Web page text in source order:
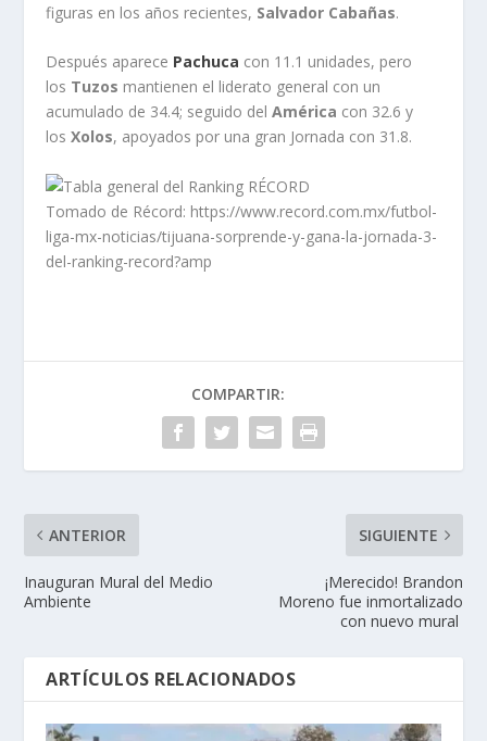
figuras en los años recientes, Salvador Cabañas.
Después aparece Pachuca con 11.1 unidades, pero
los Tuzos mantienen el liderato general con un
acumulado de 34.4; seguido delAmérica con 32.6 y
losXolos, apoyados por una gran Jornada con 31.8.
Tomado de Récord: https://www.record.com.mx/futbol-
liga-mx-noticias/tijuana-sorprende-y-gana-la-jornada-3-
del-ranking-record?amp
COMPARTIR:
ANTERIOR
Inauguran Mural del Medio
Ambiente
SIGUIENTE
¡Merecido! Brandon
Moreno fue inmortalizado
con nuevo mural
ARTÍCULOS RELACIONADOS